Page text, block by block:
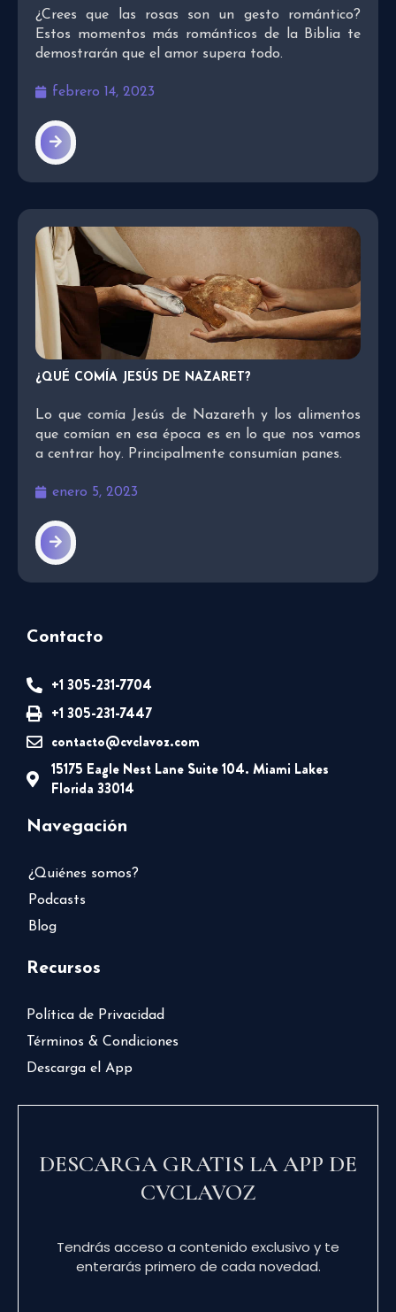
¿Crees que las rosas son un gesto romántico?
Estos momentos más románticos de la Biblia te
demostrarán que el amor supera todo.
febrero 14, 2023
¿QUÉ COMÍA JESÚS DE NAZARET?
Lo que comía Jesús de Nazareth y los alimentos
que comían en esa época es en lo que nos vamos
a centrar hoy. Principalmente consumían panes.
enero 5, 2023
Contacto
+1 305-231-7704
+1 305-231-7447
contacto@cvclavoz.com
15175 Eagle Nest Lane Suite 104. Miami Lakes
Florida 33014
Navegación
¿Quiénes somos?
Podcasts
Blog
Recursos
Política de Privacidad
Términos & Condiciones
Descarga el App
DESCARGA GRATIS LA APP DE
CVCLAVOZ
Tendrás acceso a contenido exclusivo y te
enterarás primero de cada novedad.